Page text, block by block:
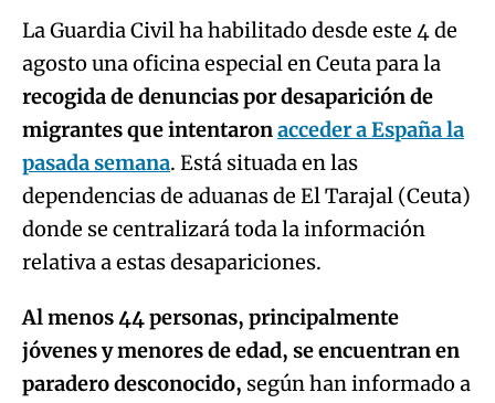
La Guardia Civil ha habilitado desde este 4 de
agosto una oficina especial en Ceuta para la
recogida de denuncias por desaparición de
migrantes que intentaronacceder a España la
pasada semana. Está situada en las
dependencias de aduanas de El Tarajal (Ceuta)
donde se centralizará toda la información
relativa a estas desapariciones.
Al menos 44 personas, principalmente
jóvenes y menores de edad, se encuentran en
paradero desconocido, según han informado a